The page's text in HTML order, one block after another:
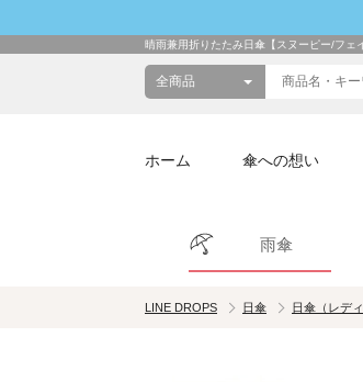
晴雨兼用折りたたみ日傘【スヌーピー/フェ
ホーム 傘への想い
雨傘
LINE DROPS 日傘 日傘（レディ